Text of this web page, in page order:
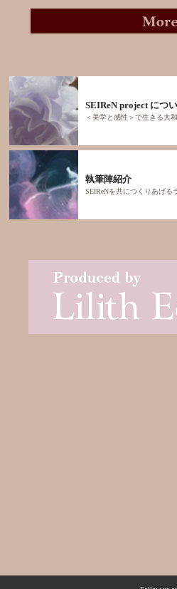
SEIReN project につ
＜美学と感性＞で生きる大
執筆陣紹介
SEIReNを共につくりあげる